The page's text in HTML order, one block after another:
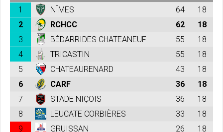
1
NÎMES 64
18
2
RCHCC 62
18
3
BÉDARRIDES CHATEANEUF 55
18
4
TRICASTIN 55
18
5
CHATEAURENARD 43
18
6
CARF 36
18
7
STADE NIÇOIS 36
18
8
LEUCATE CORBIÈRES 33
18
9
GRUISSAN 26
18